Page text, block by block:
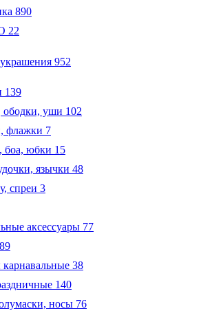
890
22
952
139
ободки, уши 102
флажки 7
боа, юбки 15
язычки 48
спреи 3
аксессуары 77
89
38
140
носы 76